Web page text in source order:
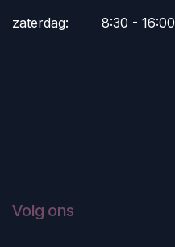
zaterdag:
​8:30 - 16:00
Volg ons